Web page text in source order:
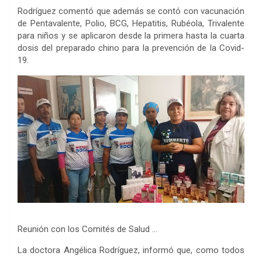
Rodríguez comentó que además se contó con vacunación
de Pentavalente, Polio, BCG, Hepatitis, Rubéola, Trivalente
para niños y se aplicaron desde la primera hasta la cuarta
dosis del preparado chino para la prevención de la Covid-
19.
Reunión con los Comités de Salud …
La doctora Angélica Rodríguez, informó que, como todos